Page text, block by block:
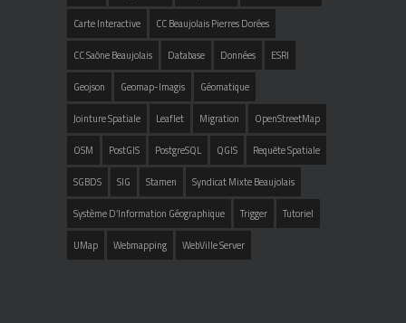
Carte Interactive CC Beaujolais Pierres Dorées
CC Saône Beaujolais Database Données ESRI
Geojson Geomap-Imagis Géomatique
Jointure Spatiale Leaflet Migration OpenStreetMap
OSM PostGIS PostgreSQL QGIS Requête Spatiale
SGBDS SIG Stamen Syndicat Mixte Beaujolais
Système D’Information Géographique Trigger Tutoriel
UMap Webmapping WebVille Server